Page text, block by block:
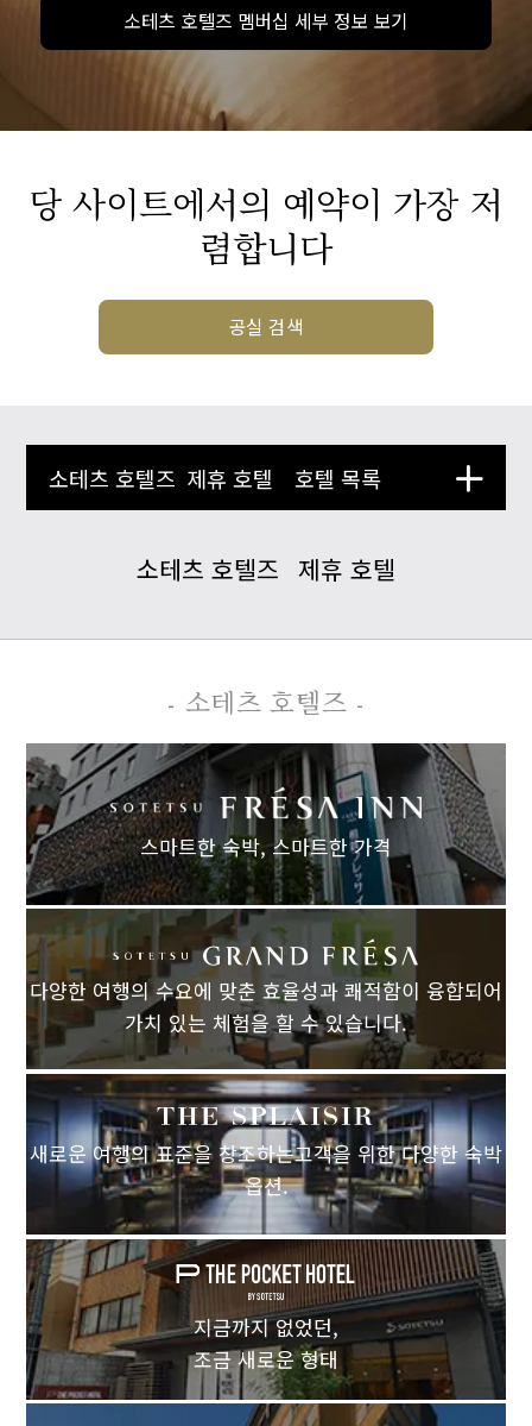
소테츠 호텔즈 멤버십 세부 정보 보기
당 사이트에서의 예약이 가장 저
렴합니다
공실 검색
소테츠 호텔즈 제휴 호텔 호텔 목록
소테츠 호텔즈 제휴 호텔
- 소테츠 호텔즈 -
스마트한 숙박,스마트한 가격
다양한 여행의 수요에 맞춘 효율성과 쾌적함이 융합되어
가치 있는 체험을 할 수 있습니다.
새로운 여행의 표준을 창조하는고객을 위한 다양한 숙박
옵션.
지금까지 없었던,
조금 새로운 형태